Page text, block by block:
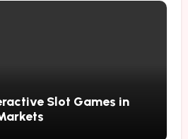
Slot Games in